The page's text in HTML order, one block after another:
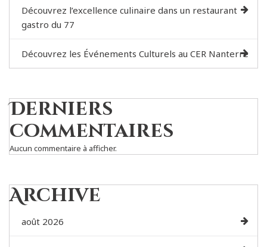
Découvrez l’excellence culinaire dans un restaurant
gastro du 77
Découvrez les Événements Culturels au CER Nanterre
Derniers
commentaires
Aucun commentaire à afficher.
Archive
août 2026